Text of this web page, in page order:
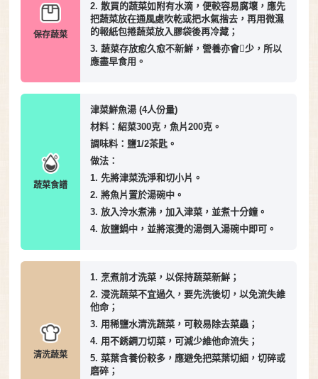
保存蔬菜
2. 散買的蔬菜如附有水滴，便較容易腐壞，應先
把蔬菜放在通風處吹乾或把水氣揩去，再用微濕
的報紙包捲蔬菜放入膠袋後再冷藏；
3. 蔬菜存放愈久愈不新鮮，營養亦會少，所以
應盡早食用。
蔬菜食譜
津菜鮮魚湯 (4人份量)
材料：紹菜300克，魚片200克。
調味料：鹽1/2茶匙。
做法：
1. 先將津菜洗淨和切小片。
2. 將魚片置於湯碗中。
3. 放入泠水煮沸，加入津菜，並煮十分鐘。
4. 放鹽鍋中，並將滾燙的湯倒入湯碗中即可。
清洗蔬菜
1. 烹煮前才洗菜，以保持蔬菜新鮮；
2. 浸洗蔬菜不宜過久，要先洗後切，以免流失維
他命；
3. 用稀鹽水清洗蔬菜，可較易除去菜蟲；
4. 用不銹鋼刀切菜，可減少維他命流失；
5. 菜葉含養份較多，應避免把菜葉切細，切碎或
磨碎；